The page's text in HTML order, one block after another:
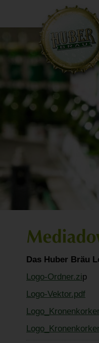
Das Huber Bräu
Logo-Ordner.zip
Logo-Vektor.pdf